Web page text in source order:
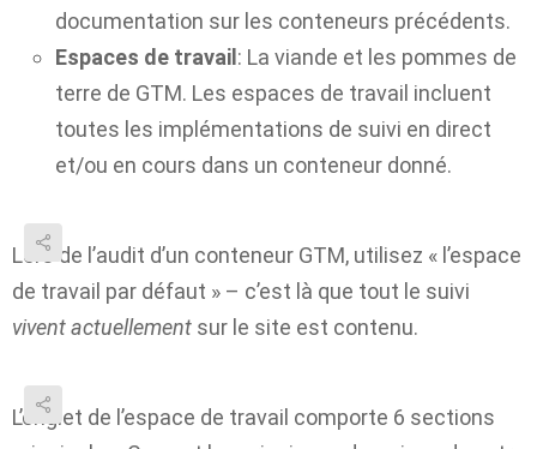
documentation sur les conteneurs précédents.
Espaces de travail : La viande et les pommes de
terre de GTM. Les espaces de travail incluent
toutes les implémentations de suivi en direct
et/ou en cours dans un conteneur donné.
Lors de l’audit d’un conteneur GTM, utilisez « l’espace
de travail par défaut » – c’est là que tout le suivi
vivent actuellement sur le site est contenu.
L’onglet de l’espace de travail comporte 6 sections